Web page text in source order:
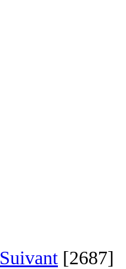
Suivant [2687]